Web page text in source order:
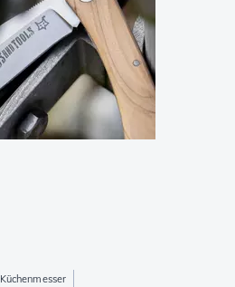
Küchenmesser